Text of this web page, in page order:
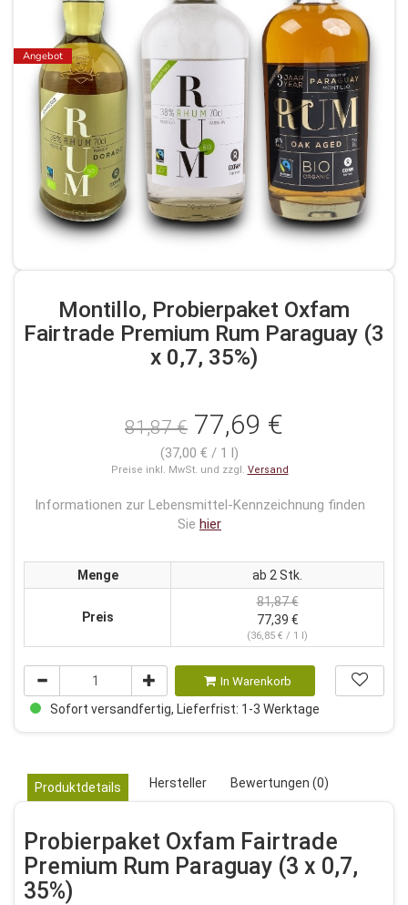
Angebot
Montillo, Probierpaket Oxfam
Fairtrade Premium Rum Paraguay (3
x 0,7, 35%)
81,87 € 77,69 €
(37,00 € / 1 l)
Preise inkl. MwSt. und zzgl. Versand
Informationen zur Lebensmittel-Kennzeichnung finden
Sie hier
Menge ab 2 Stk.
Preis
81,87 €
77,39 €
(36,85 € / 1 l)
In Warenkorb
Sofort versandfertig, Lieferfrist: 1-3 Werktage
Produktdetails Hersteller Bewertungen (0)
Probierpaket Oxfam Fairtrade
Premium Rum Paraguay (3 x 0,7,
35%)